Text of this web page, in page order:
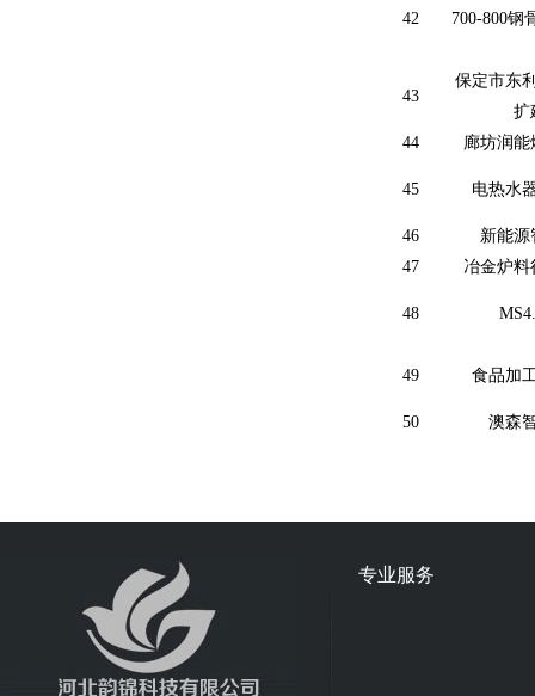
42
700-800钢
43
保定市东
扩
44
廊坊润能
45 电热水
46
新能源
47
冶金炉料
48
49 食品加
50 澳森
专业服务